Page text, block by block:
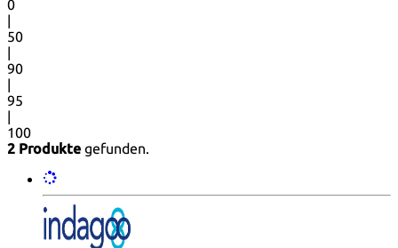
0
|
50
|
90
|
95
|
100
2 Produkte gefunden.